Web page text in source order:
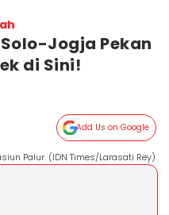
Jogja Pekan
di Sini!
Add Us on Google
Palur. (IDN Times/Larasati Rey)